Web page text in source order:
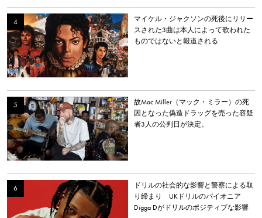
マイケル・ジャクソンの死後にリリー
スされた3曲は本人によって歌われた
ものではないと報道される
故Mac Miller（マック・ミラー）の死
因となった偽造ドラッグを売った容疑
者3人の公判日が決定。
ドリルの社会的な影響と警察による取
り締まり UKドリルのパイオニア
Digga Dがドリルのポジティブな影響